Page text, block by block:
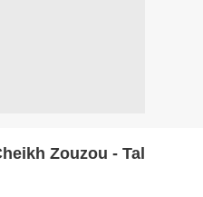
Zouzou - Tal